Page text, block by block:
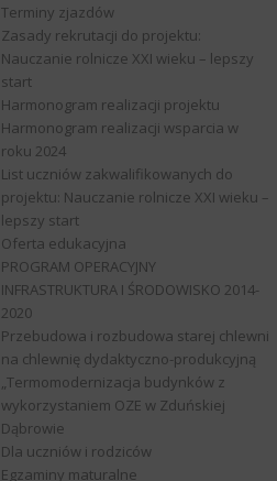
Terminy zjazdów
Zasady rekrutacji do projektu:
Nauczanie rolnicze XXI wieku – lepszy
start
Harmonogram realizacji projektu
Harmonogram realizacji wsparcia w
roku 2024
List uczniów zakwalifikowanych do
projektu: Nauczanie rolnicze XXI wieku –
lepszy start
Oferta edukacyjna
PROGRAM OPERACYJNY
INFRASTRUKTURA I ŚRODOWISKO 2014-
2020
Przebudowa i rozbudowa starej chlewni
na chlewnię dydaktyczno-produkcyjną
„Termomodernizacja budynków z
wykorzystaniem OZE w Zduńskiej
Dąbrowie
Dla uczniów i rodziców
Egzaminy maturalne